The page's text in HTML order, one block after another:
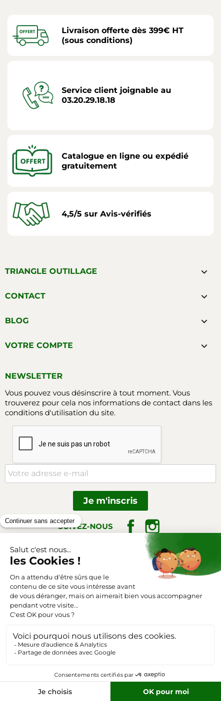
Livraison offerte dès 399€ HT
(sous conditions)
Service client joignable au
03.20.29.18.18
Catalogue en ligne ou expédié
gratuitement
4,5/5 sur Avis-vérifiés
TRIANGLE OUTILLAGE 
CONTACT 
BLOG 
VOTRE COMPTE 
NEWSLETTER
Vous pouvez vous désinscrire à tout moment. Vous
trouverez pour cela nos informations de contact dans les
conditions d'utilisation du site.
SUIVEZ-NOUS Facebook
Triangle-outillage.com
Conditions générales de vente